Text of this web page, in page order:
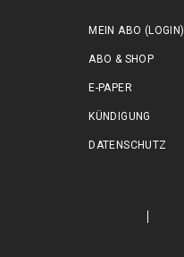
MEIN ABO (LOGIN)
ABO & SHOP
E-PAPER
KÜNDIGUNG
DATENSCHUTZ